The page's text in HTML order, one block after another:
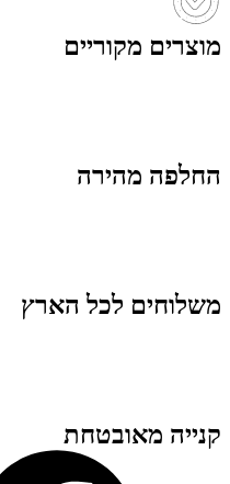
מוצרים מקוריים
החלפה מהירה
משלוחים לכל הארץ
קנייה מאובטחת